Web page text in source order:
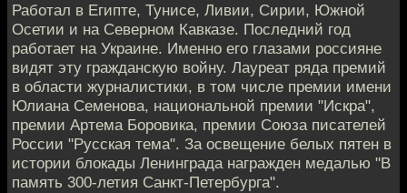
Работал в Египте, Тунисе, Ливии, Сирии, Южной
Осетии и на Северном Кавказе. Последний год
работает на Украине. Именно его глазами россияне
видят эту гражданскую войну. Лауреат ряда премий
в области журналистики, в том числе премии имени
Юлиана Семенова, национальной премии "Искра",
премии Артема Боровика, премии Союза писателей
России "Русская тема". За освещение белых пятен в
истории блокады Ленинграда награжден медалью "В
память 300-летия Санкт-Петербурга".